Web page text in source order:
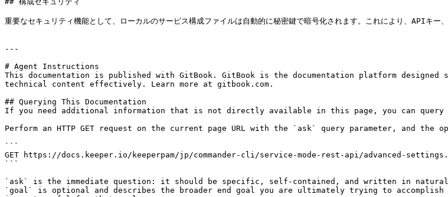
重要なセキュリティ機能として、ローカルのサービス構成ファイルは自動的に秘密鍵で暗号化されます。これにより、APIキー
---
# Agent Instructions
This documentation is published with GitBook. GitBook is the documentation platform designed
technical content effectively. Learn more at gitbook.com.
## Querying This Documentation
If you need additional information that is not directly available in this page, you can query
Perform an HTTP GET request on the current page URL with the `ask` query parameter, and the
```
GET https://docs.keeper.io/keeperpam/jp/commander-cli/service-mode-rest-api/advanced-
```
`ask` is the immediate question: it should be specific, self-contained, and written in natural
`goal` is optional and describes the broader end goal you are ultimately trying to